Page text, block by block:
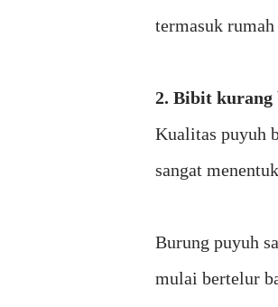
termasuk rumah
2. Bibit kurang
Kualitas puyuh
sangat
Burung puyuh
mulai bertelur